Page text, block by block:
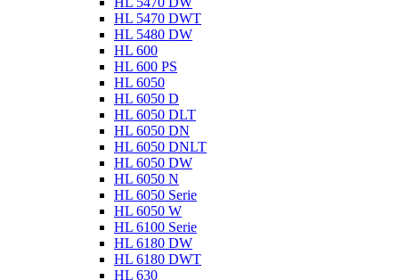
HL 5470 DWT
HL 5480 DW
HL 600
HL 600 PS
HL 6050
HL 6050 D
HL 6050 DLT
HL 6050 DN
HL 6050 DNLT
HL 6050 DW
HL 6050 N
HL 6050 Serie
HL 6050 W
HL 6100 Serie
HL 6180 DW
HL 6180 DWT
HL 630